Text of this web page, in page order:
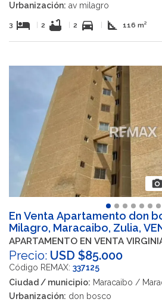
Urbanización: av milagro
3 hotel 2 bathtub 2 directions_car square_foot 116 m²
photo_camera
En Venta Apartamento don
Milagro, Maracaibo, Zulia,
APARTAMENTO EN VENTA
Precio: USD $85.000
Código REMAX: 337125
Ciudad / municipio: Maracaibo /
Urbanización: don bosco